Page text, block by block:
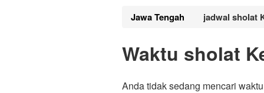
Jawa Tengah jadwal sholat
Waktu sholat
Anda tidak sedang mencari